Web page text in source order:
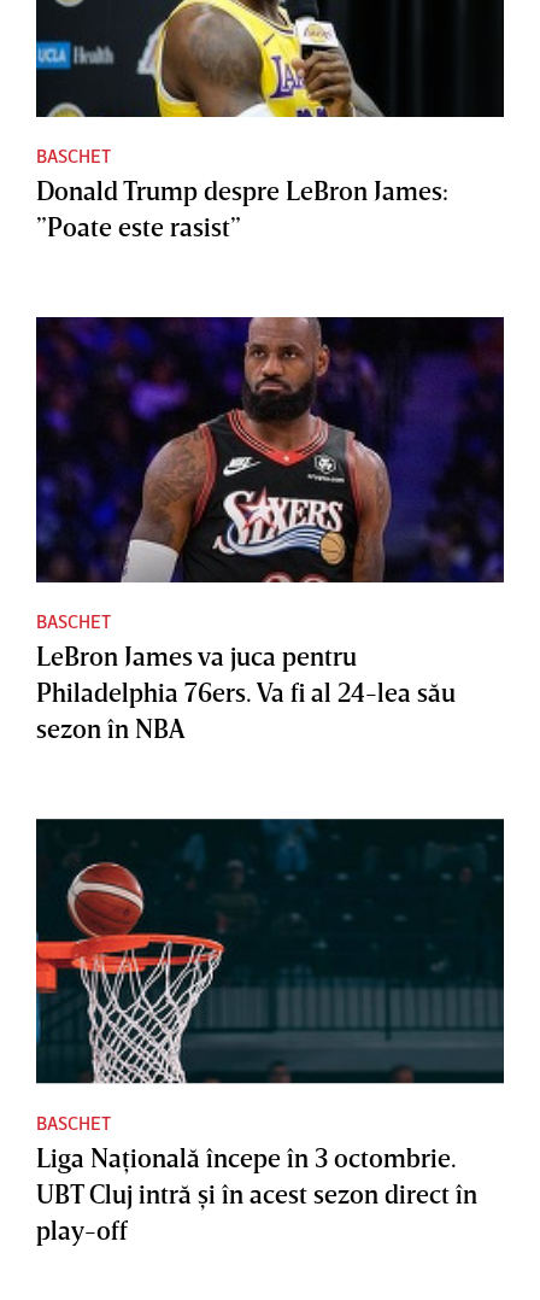
BASCHET
Donald Trump despre LeBron James:
”Poate este rasist”
BASCHET
LeBron James va juca pentru
Philadelphia 76ers. Va fi al 24-lea său
sezon în NBA
BASCHET
Liga Naţională începe în 3 octombrie.
UBT Cluj intră şi în acest sezon direct în
play-off